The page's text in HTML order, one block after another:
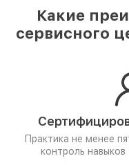
Какие
сервисного
Практика не менее
контроль навыков